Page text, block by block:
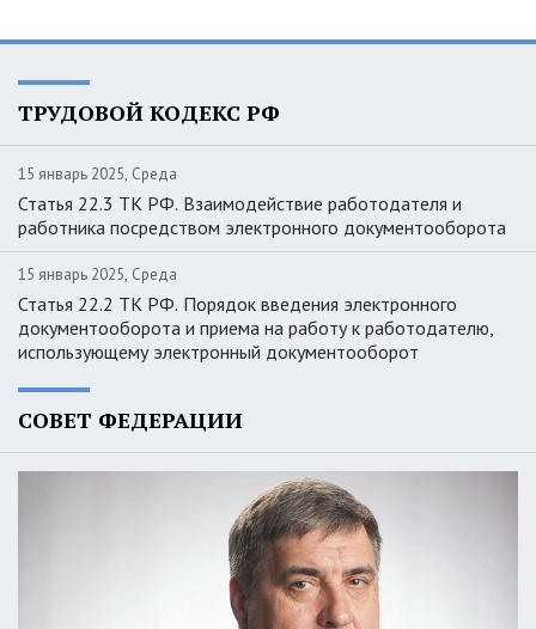
ТРУДОВОЙ КОДЕКС РФ
15 январь 2025, Среда
Статья 22.3 ТК РФ. Взаимодействие работодателя и
работника посредством электронного документооборота
15 январь 2025, Среда
Статья 22.2 ТК РФ. Порядок введения электронного
документооборота и приема на работу к работодателю,
использующему электронный документооборот
СОВЕТ ФЕДЕРАЦИИ